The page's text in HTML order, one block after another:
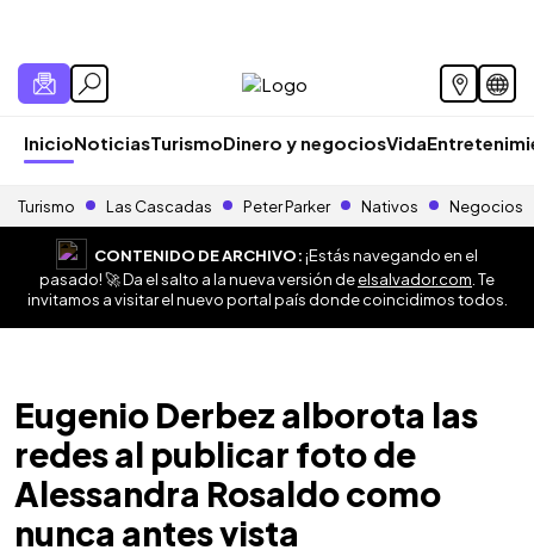
InicioNoticiasTurismoDinero y negociosVida
Turismo Las Cascadas Peter Parker Nativos Negocios
CONTENIDO DE ARCHIVO:¡Estás navegando en el
pasado! 🚀 Da el salto a la nueva versión deelsalvador.com . Te
invitamos a visitar el nuevo portal país donde coincidimos todos.
Eugenio Derbez alborota las
redes al publicar foto de
Alessandra Rosaldo como
nunca antes vista